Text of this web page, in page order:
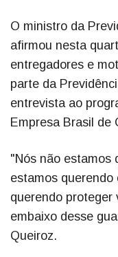
O ministro da
afirmou nesta
entregadores e
parte da
entrevista ao
Empresa Brasil de
"Nós não estamos
estamos querendo
querendo proteger
embaixo desse
Queiroz.